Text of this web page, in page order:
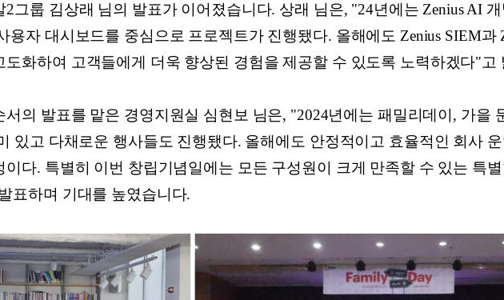
2그룹 김상래 님의 발표가 이어졌습니다. 상래 님은, "24년에는 Zenius AI
용자 대시보드를 중심으로 프로젝트가 진행됐다. 올해에도 Zenius SIEM과
도화하여 고객들에게 더욱 향상된 경험을 제공할 수 있도록 노력하겠다"고
서의 발표를 맡은 경영지원실 심현보 님은, "2024년에는 패밀리데이, 가을
있고 다채로운 행사들도 진행됐다. 올해에도 안정적이고 효율적인 회사
이다. 특별히 이번 창립기념일에는 모든 구성원이 크게 만족할 수 있는 특
표하며 기대를 높였습니다.